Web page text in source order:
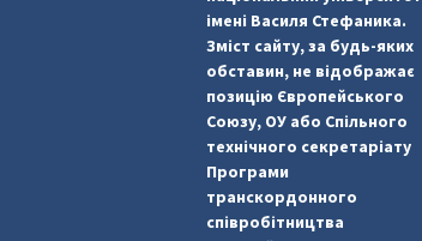
імені Василя Стефаника.
Зміст сайту, за будь-яких
обставин, не відображає
позицію Європейського
Союзу, ОУ або Спільного
технічного секретаріату
Програми
транскордонного
співробітництва